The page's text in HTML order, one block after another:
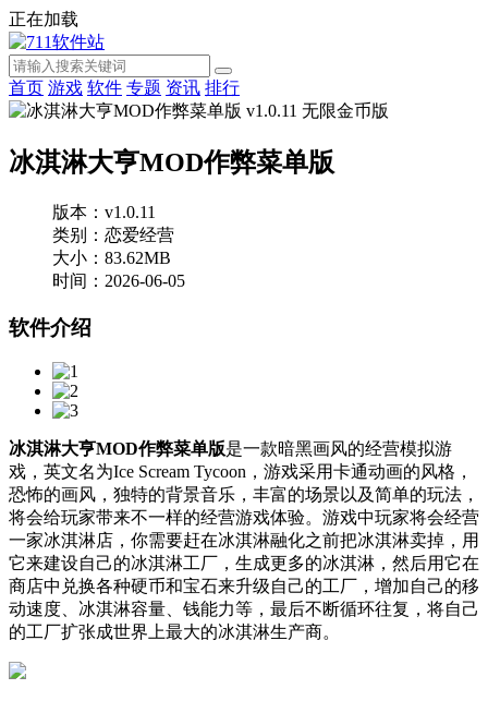
正在加载
首页 游戏 软件 专题 资讯 排行
冰淇淋大亨MOD作弊菜单版
版本：v1.0.11
类别：恋爱经营
大小：83.62MB
时间：2026-06-05
软件介绍
冰淇淋大亨MOD作弊菜单版是一款暗黑画风的经营模拟游
戏，英文名为Ice Scream Tycoon，游戏采用卡通动画的风格，
恐怖的画风，独特的背景音乐，丰富的场景以及简单的玩法，
将会给玩家带来不一样的经营游戏体验。游戏中玩家将会经营
一家冰淇淋店，你需要赶在冰淇淋融化之前把冰淇淋卖掉，用
它来建设自己的冰淇淋工厂，生成更多的冰淇淋，然后用它在
商店中兑换各种硬币和宝石来升级自己的工厂，增加自己的移
动速度、冰淇淋容量、钱能力等，最后不断循环往复，将自己
的工厂扩张成世界上最大的冰淇淋生产商。